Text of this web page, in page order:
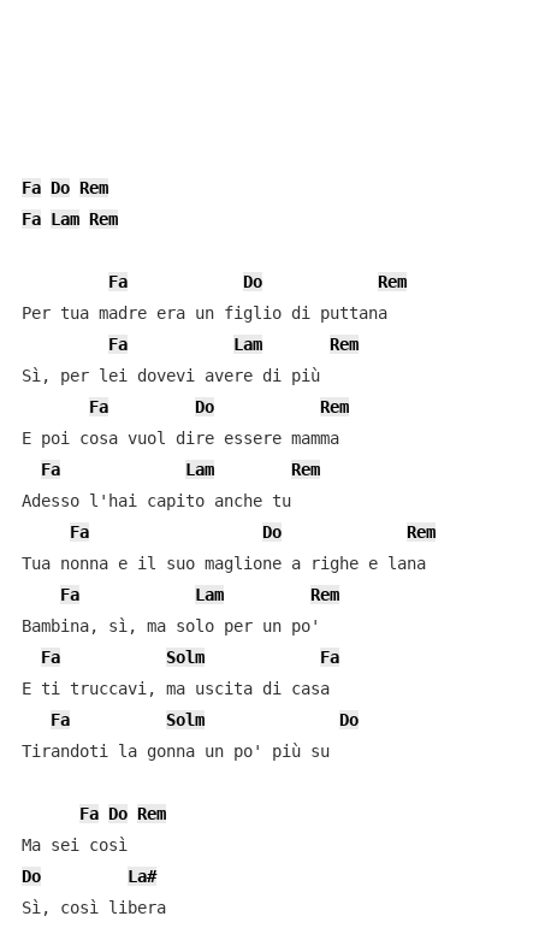
Fa Do Rem
Fa Lam Rem
Fa Do
Rem
Per tua madre era un figlio di puttana
Fa
Lam
Rem
Sì, per lei dovevi avere di più
Fa
Do
Rem
E poi cosa vuol dire essere mamma
Fa
Lam
Rem
Adesso l'hai capito anche tu
Fa
Do
Rem
Tua nonna e il suo maglione a righe e lana
Fa
Lam
Rem
Bambina, sì, ma solo per un po'
Fa
Solm
Fa
E ti truccavi, ma uscita di casa
Fa
Solm
Do
Tirandoti la gonna un po' più su
Fa Do Rem
Do
La#
Sì, così libera